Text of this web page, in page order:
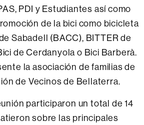
PDI y Estudiantes así como
de la bici como bicicleta
Sabadell (BACC), BITTER de
de Cerdanyola o Bici Barberà.
la asociación de familias de
de Vecinos de Bellaterra.
participaron un total de 14
sobre las principales